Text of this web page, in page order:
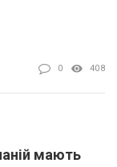
0 408
мають